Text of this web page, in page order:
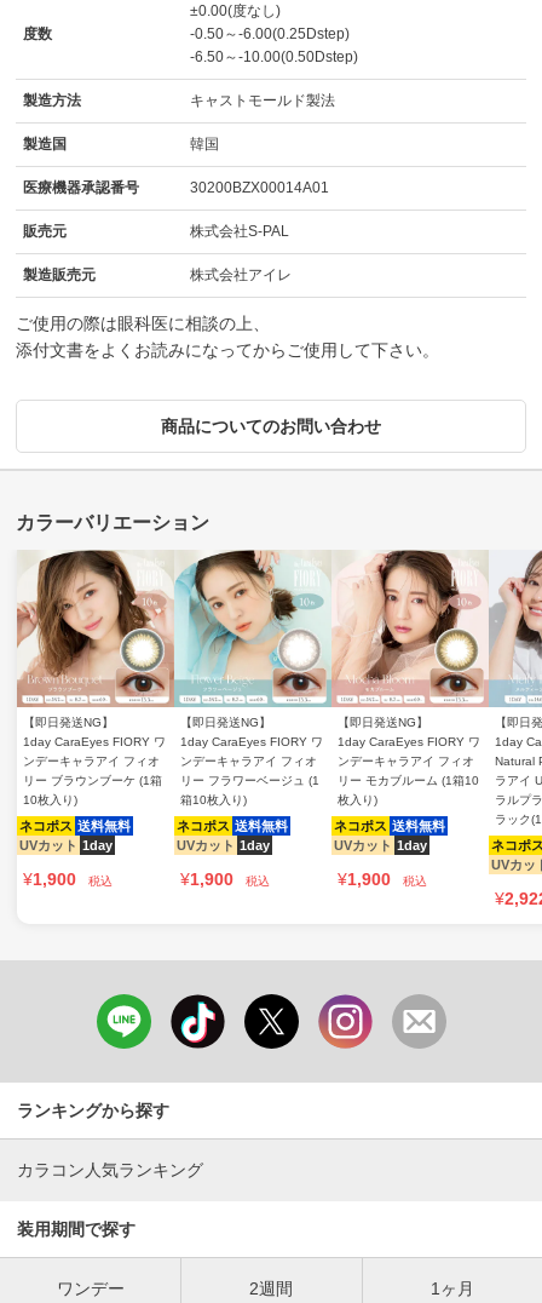
度数
±0.00(度なし)
-0.50～-6.00(0.25Dstep)
-6.50～-10.00(0.50Dstep)
製造方法 キャストモールド製法
製造国 韓国
医療機器承認番号 30200BZX00014A01
販売元 株式会社S-PAL
製造販売元 株式会社アイレ
ご使用の際は眼科医に相談の上、
添付文書をよくお読みになってからご使用して下さい。
商品についてのお問い合わせ
【即日発送NG】
1day CaraEyes FIORY ワ
ンデーキャラアイ フィオ
リー ブラウンブーケ (1箱
10枚入り)
ネコポス 送料無料
UVカット 1day
¥1,900 税込
【即日発送NG】
1day CaraEyes FIORY ワ
ンデーキャラアイ フィオ
リー フラワーベージュ (1
箱10枚入り)
ネコポス 送料無料
UVカット 1day
¥1,900 税込
【即日発送NG】
1day CaraEyes FIORY ワ
ンデーキャラアイ フィオ
リー モカブルーム (1箱10
枚入り)
ネコポス 送料無料
UVカット 1day
¥1,900 税込
【即日
1day
Natural
ラアイ
ラルプ
ラック
ネコポ
UVカッ
¥
ランキングから探す
カラコン人気ランキング
装用期間で探す
ワンデー 2週間 1ヶ月